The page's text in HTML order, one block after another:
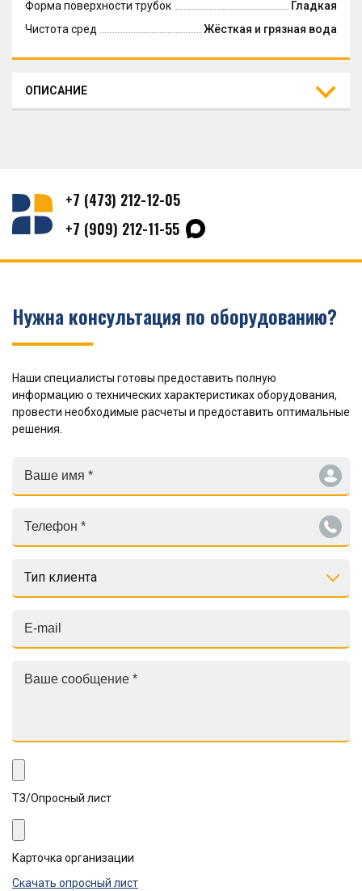
Форма поверхности трубок
Гладкая
Чистота сред
Жёсткая и грязная вода
ОПИСАНИЕ
+7 (473) 212-12-05
+7 (909) 212-11-55
Нужна консультация по оборудованию?
Наши специалисты готовы предоставить полную
информацию о технических характеристиках оборудования,
провести необходимые расчеты и предоставить оптимальные
решения.
Тип клиента
ТЗ/Опросный лист
Карточка организации
Скачать опросный лист